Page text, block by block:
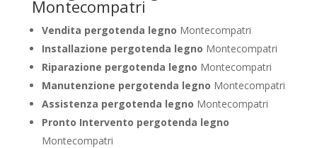
Vendita pergotenda legno Montecompatri
Installazione pergotenda legno Montecompatri
Riparazione pergotenda legno Montecompatri
Manutenzione pergotenda legno Montecompatri
Assistenza pergotenda legno Montecompatri
Pronto Intervento pergotenda legno
Montecompatri